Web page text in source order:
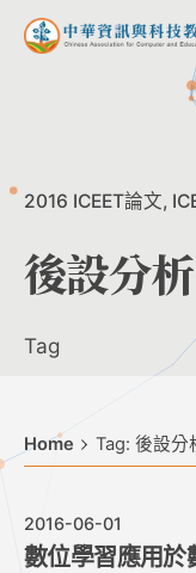
Skip
2016 ICEET論文
後設分析
Tag
Home Tag: 後設分
2016-06-01
數位學習應用於